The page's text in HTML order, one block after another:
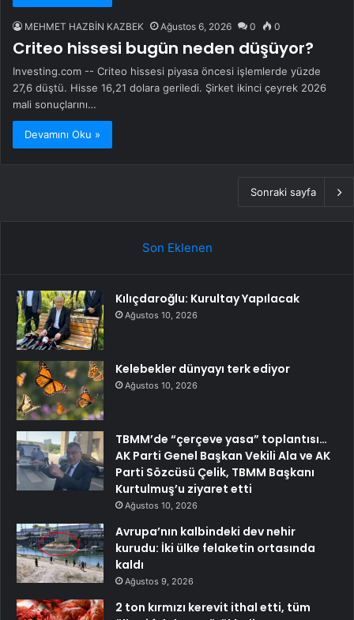
MEHMET HAZBİN KAZBEK Ağustos 6, 2026 0 0
Criteo hissesi bugün neden düşüyor?
Investing.com -- Criteo hissesi piyasa öncesi işlemlerde yüzde
27,6 düştü. Hisse 16,21 dolara geriledi. Şirket ikinci çeyrek 2026
mali sonuçlarını…
Devamını Oku »
Sonraki sayfa
Son Eklenen
Kılıçdaroğlu: Kurultay Yapılacak
Ağustos 10, 2026
Kelebekler dünyayı terk ediyor
Ağustos 10, 2026
TBMM’de “çerçeve yasa” toplantısı…
AK Parti Genel Başkan Vekili Ala ve AK
Parti Sözcüsü Çelik, TBMM Başkanı
Kurtulmuş’u ziyaret etti
Ağustos 10, 2026
Avrupa’nın kalbindeki dev nehir
kurudu: İki ülke felaketin ortasında
kaldı
Ağustos 9, 2026
2 ton kırmızı kerevit ithal etti, tüm